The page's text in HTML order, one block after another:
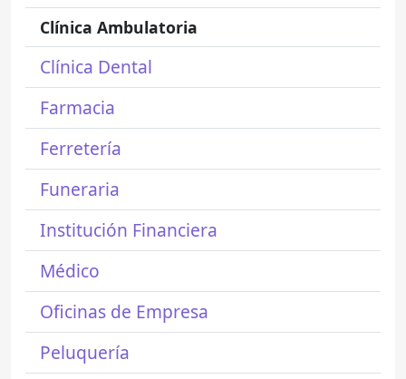
Clínica Ambulatoria
Clínica Dental
Farmacia
Ferretería
Funeraria
Institución Financiera
Médico
Oficinas de Empresa
Peluquería